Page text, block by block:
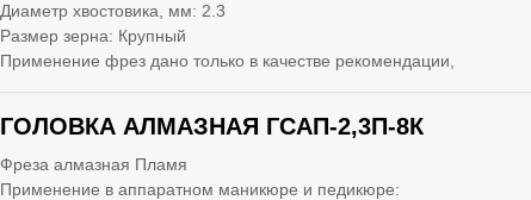
Диаметр хвостовика, мм: 2.3
Размер зерна: Крупный
Применение фрез дано только в качестве рекомендации,
ГОЛОВКА АЛМАЗНАЯ ГСАП-2,3П-8К
Фреза алмазная Пламя
Применение в аппаратном маникюре и педикюре: